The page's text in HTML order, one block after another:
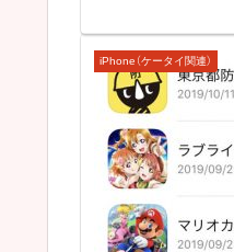
iPhone（ケータイ関連）